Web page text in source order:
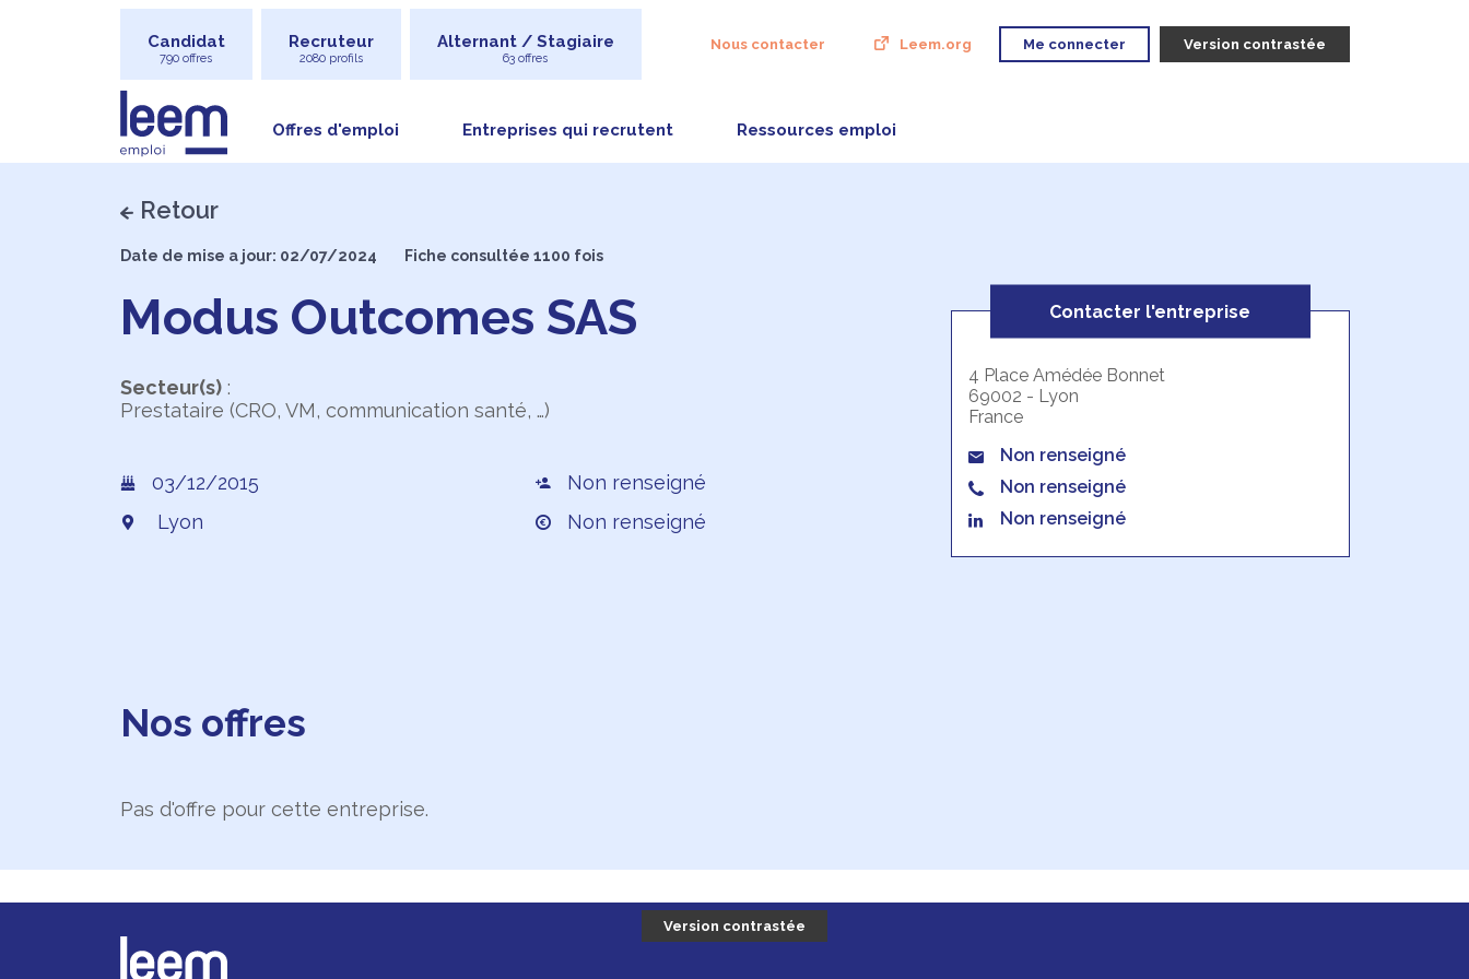
Candidat
790 offres
Recruteur
2080 profils
Alternant / Stagiaire
63 offres
Nous contacter Leem.org Me connecter Version contrastée
Offres d'emploi Entreprises qui recrutent Ressources emploi
Retour
Date de mise a jour: 02/07/2024 Fiche consultée 1100 fois
Modus Outcomes SAS
Secteur(s):
Prestataire (CRO, VM, communication santé, …)
03/12/2015
Lyon
Non renseigné
Non renseigné
Contacter l'entreprise
4 Place Amédée Bonnet
69002 - Lyon
France
Non renseigné
Non renseigné
Non renseigné
Nos offres
Pas d'offre pour cette entreprise.
Version contrastée